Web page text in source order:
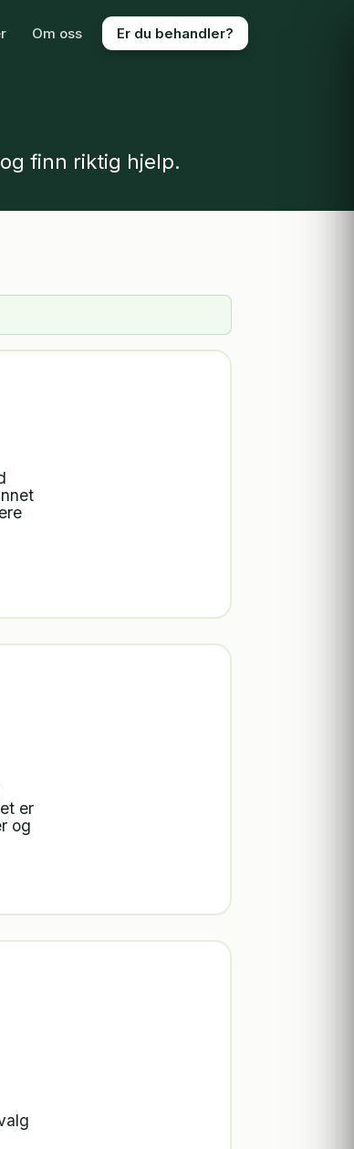
Om oss Er du behandler?
finn riktig hjelp.
er
og